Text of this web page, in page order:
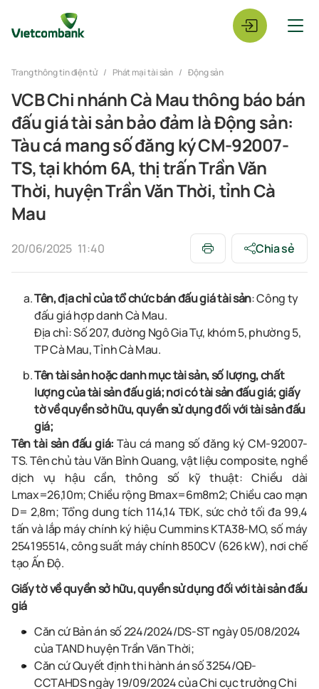
Trang thông tin điện tử Phát mại tài sản Động sản
VCB Chi nhánh Cà Mau thông báo bán
đấu giá tài sản bảo đảm là Động sản:
Tàu cá mang số đăng ký CM-92007-
TS, tại khóm 6A, thị trấn Trần Văn
Thời, huyện Trần Văn Thời, tỉnh Cà
Mau
20/06/2025 11:40 Chia sẻ
Tên, địa chỉ của tổ chức bán đấu giá tài sản:Công ty
đấu giá hợp danh Cà Mau.
Địa chỉ:Số 207, đường Ngô Gia Tự, khóm 5, phường 5,
TP Cà Mau, Tỉnh Cà Mau.
Tên tài sản hoặc danh mục tài sản, số lượng, chất
lượng của tài sản đấu giá; nơi có tài sản đấu giá; giấy
tờ về quyền sở hữu, quyền sử dụng đối với tài sản đấu
giá;
Tên tài sản đấu giá:Tàu cá mang số đăng ký CM-92007-
TS. Tên chủ tàu Văn Bỉnh Quang, vật liệu composite, nghề
dịch vụ hậu cần, thông số kỹ thuật: Chiều dài
Lmax=26,10m; Chiều rộng Bmax=6m8m2; Chiều cao mạn
D= 2,8m; Tổng dung tích 114,14 TĐK, sức chở tối đa 99,4
tấn và lắp máy chính ký hiệu Cummins KTA38-MO, số máy
254195514, công suất máy chính 850CV (626 kW), nơi chế
tạo Ấn Độ.
Giấy tờ về quyền sở hữu, quyền sử dụng đối với tài sản đấu
giá
Căn cứ Bản án số 224/2024/DS-ST ngày 05/08/2024
của TAND huyện Trần Văn Thời;
Căn cứ Quyết định thi hành án số 3254/QĐ-
CCTAHDS ngày 19/09/2024 của Chi cục trưởng Chi